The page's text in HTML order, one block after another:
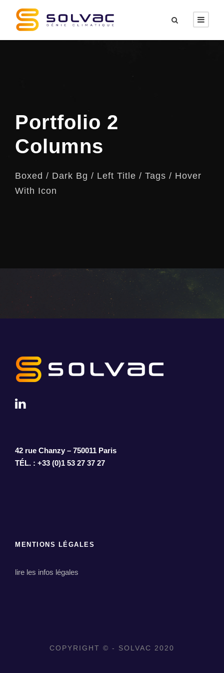
Portfolio 2
Columns
Boxed / Dark Bg / Left Title / Tags / Hover
With Icon
42 rue Chanzy – 750011 Paris
TÉL. : +33 (0)1 53 27 37 27
MENTIONS LÉGALES
lire les infos légales
COPYRIGHT © - SOLVAC 2020